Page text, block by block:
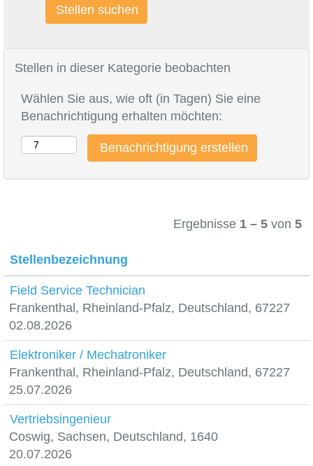
Stellen in dieser Kategorie beobachten
Wählen Sie aus, wie oft (in Tagen) Sie eine
Benachrichtigung erhalten möchten:
Ergebnisse 1 – 5 von 5
Stellenbezeichnung
Field Service Technician
Frankenthal, Rheinland-Pfalz, Deutschland, 67227
02.08.2026
Elektroniker / Mechatroniker
Frankenthal, Rheinland-Pfalz, Deutschland, 67227
25.07.2026
Vertriebsingenieur
Coswig, Sachsen, Deutschland, 1640
20.07.2026